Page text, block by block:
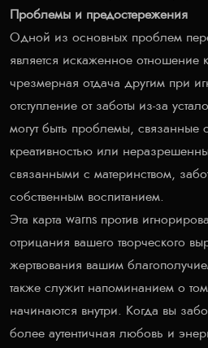
Проблемы и предостережения
Одной из основных проблем
является искаженное отношение
чрезмерная отдача другим при
отступление от заботы из-за
могут быть проблемы, связанные
креативностью или
связанными с материнством,
собственным воспитанием.
Эта карта warns против
отрицания вашего творческого
жертвования вашим
также служит напоминанием о
начинаются внутри. Когда вы
более аутентичная любовь и